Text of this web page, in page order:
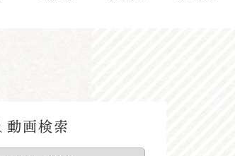
動画検索